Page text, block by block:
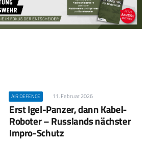
AIR DEFENCE 11. Februar 2026
Erst Igel-Panzer, dann Kabel-
Roboter – Russlands nächster
Impro-Schutz